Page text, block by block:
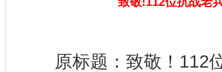
原标题：致敬！112位